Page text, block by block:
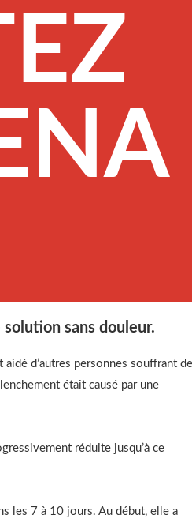
sans douleur.
d’autres personnes souffrant
était causé par une
réduite jusqu’à ce
les 7 à 10 jours. Au début, elle a